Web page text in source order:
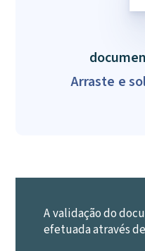
Arraste e
A validação do
efetuada através